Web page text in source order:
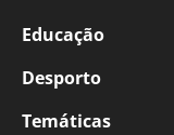
Educação
Desporto
Temáticas